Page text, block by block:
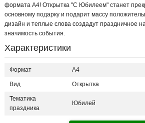
формата А4! Открытка "С Юбилеем" станет
основному подарку и подарит массу
дизайн и теплые слова создадут праздничное
значимость события.
Характеристики
Формат А4
Вид Открытка
Тематика
праздника
Юбилей